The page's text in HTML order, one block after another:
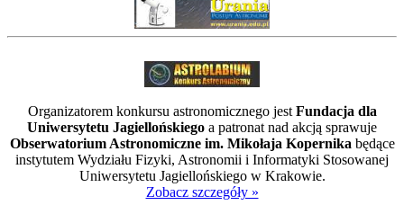
Organizatorem konkursu astronomicznego jestFundacja dla
Uniwersytetu Jagiellońskiego a patronat nad akcją sprawuje
Obserwatorium Astronomiczne im. Mikołaja Kopernikabędące
instytutem Wydziału Fizyki, Astronomii i Informatyki Stosowanej
Uniwersytetu Jagiellońskiego w Krakowie.
Zobacz szczegóły »